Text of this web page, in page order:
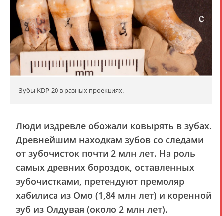
Зубы KDP-20 в разных проекциях.
Люди издревле обожали ковырять в зубах.
Древнейшим находкам зубов со следами
от зубочисток почти 2 млн лет. На роль
самых древних бороздок, оставленных
зубочистками, претендуют премоляр
хабилиса из Омо (1,84 млн лет) и коренной
зуб из Олдувая (около 2 млн лет).